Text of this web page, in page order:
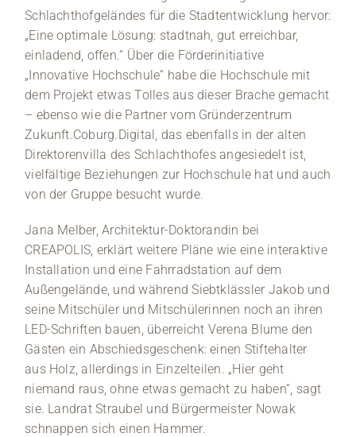
Schlachthofgeländes für die Stadtentwicklung hervor:
„Eine optimale Lösung: stadtnah, gut erreichbar,
einladend, offen.“ Über die Förderinitiative
„Innovative Hochschule“ habe die Hochschule mit
dem Projekt etwas Tolles aus dieser Brache gemacht
– ebenso wie die Partner vom Gründerzentrum
Zukunft.Coburg.Digital, das ebenfalls in der alten
Direktorenvilla des Schlachthofes angesiedelt ist,
vielfältige Beziehungen zur Hochschule hat und auch
von der Gruppe besucht wurde.
Jana Melber, Architektur-Doktorandin bei
CREAPOLIS, erklärt weitere Pläne wie eine interaktive
Installation und eine Fahrradstation auf dem
Außengelände, und während Siebtklässler Jakob und
seine Mitschüler und Mitschülerinnen noch an ihren
LED-Schriften bauen, überreicht Verena Blume den
Gästen ein Abschiedsgeschenk: einen Stiftehalter
aus Holz, allerdings in Einzelteilen. „Hier geht
niemand raus, ohne etwas gemacht zu haben“, sagt
sie. Landrat Straubel und Bürgermeister Nowak
schnappen sich einen Hammer.